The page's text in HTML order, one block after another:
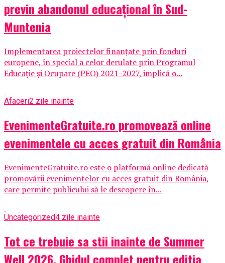
previn abandonul educațional în Sud-
Muntenia
Implementarea proiectelor finanțate prin fonduri
europene, în special a celor derulate prin Programul
Educație și Ocupare (PEO) 2021-2027, implică o...
Afaceri2 zile inainte
EvenimenteGratuite.ro promovează online
evenimentele cu acces gratuit din România
EvenimenteGratuite.ro este o platformă online dedicată
promovării evenimentelor cu acces gratuit din România,
care permite publicului să le descopere în...
Uncategorized4 zile inainte
Tot ce trebuie sa stii inainte de Summer
Well 2026. Ghidul complet pentru editia